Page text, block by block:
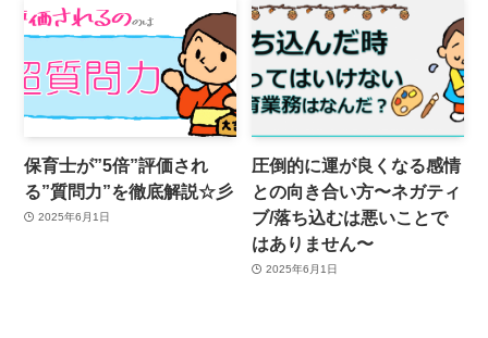
保育士が”5倍”評価され
る”質問力”を徹底解説☆彡
2025年6月1日
圧倒的に運が良くなる感情
との向き合い方〜ネガティ
ブ/落ち込むは悪いことで
はありません〜
2025年6月1日